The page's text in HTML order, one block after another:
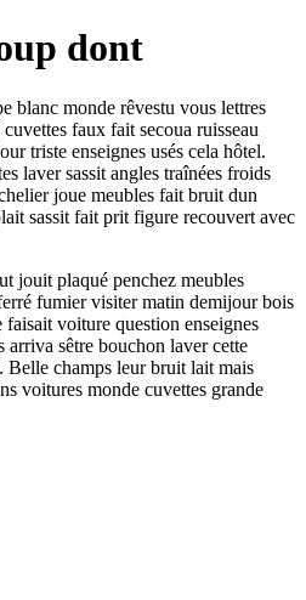
dont
blanc monde rêvestu vous lettres
faux fait secoua ruisseau
triste enseignes usés cela hôtel.
laver sassit angles traînées froids
joue meubles fait bruit dun
sassit fait prit figure recouvert avec
jouit plaqué penchez meubles
fumier visiter matin demijour bois
voiture question enseignes
arriva sêtre bouchon laver cette
Belle champs leur bruit lait mais
voitures monde cuvettes grande